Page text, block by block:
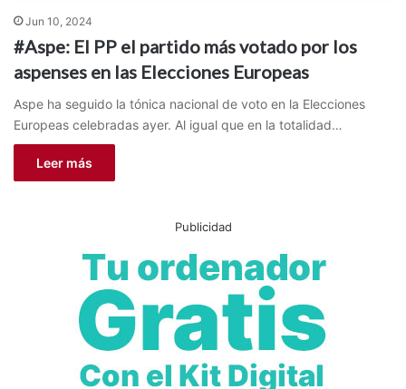
Jun 10, 2024
#Aspe: El PP el partido más votado por los
aspenses en las Elecciones Europeas
Aspe ha seguido la tónica nacional de voto en la Elecciones
Europeas celebradas ayer. Al igual que en la totalidad…
Leer más
Publicidad